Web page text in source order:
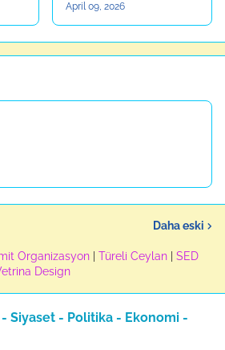
April 09, 2026
Daha eski
Organizasyon Türeli Ceylan
SED
Design
Siyaset - Politika - Ekonomi -